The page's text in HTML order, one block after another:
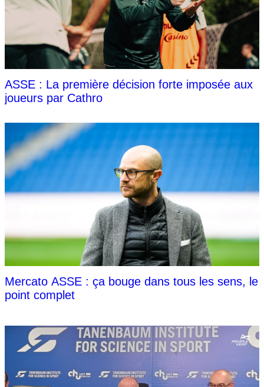
ASSE : La première décision forte imposée aux
joueurs par Cathro
Mercato ASSE : ça bouge dans tous les sens, le
point complet